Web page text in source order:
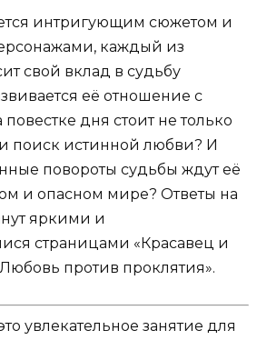
интригующим сюжетом и
каждый из
свой вклад в судьбу
её отношение с
дня стоит не только
поиск истинной любви? И
повороты судьбы ждут её
и опасном мире? Ответы на
яркими и
страницами «Красавец и
против проклятия».
увлекательное занятие для